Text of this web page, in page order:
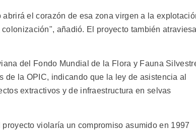
el corazón de esa zona virgen a la
añadió. El proyecto también
del Fondo Mundial de la Flora y Fauna
de la OPIC, indicando que la ley de asistencia al
extractivos y de infraestructura en selvas
violaría un compromiso asumido en 1997